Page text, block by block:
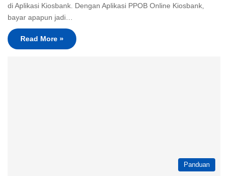
di Aplikasi Kiosbank. Dengan Aplikasi PPOB Online Kiosbank,
bayar apapun jadi…
Read More »
Panduan